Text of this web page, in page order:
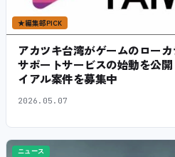
★編集部PICK
アカツキ台湾がゲームのロー
サポートサービスの始動を公
イアル案件を募集中
2026.05.07
ニュース